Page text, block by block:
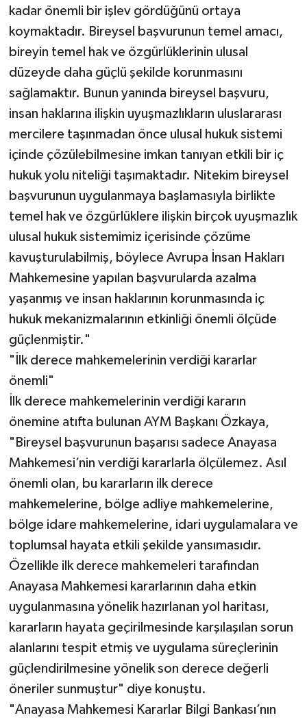
kadar önemli bir işlev gördüğünü ortaya
koymaktadır. Bireysel başvurunun temel amacı,
bireyin temel hak ve özgürlüklerinin ulusal
düzeyde daha güçlü şekilde korunmasını
sağlamaktır. Bunun yanında bireysel başvuru,
insan haklarına ilişkin uyuşmazlıkların uluslararası
mercilere taşınmadan önce ulusal hukuk sistemi
içinde çözülebilmesine imkan tanıyan etkili bir iç
hukuk yolu niteliği taşımaktadır. Nitekim bireysel
başvurunun uygulanmaya başlamasıyla birlikte
temel hak ve özgürlüklere ilişkin birçok uyuşmazlık
ulusal hukuk sistemimiz içerisinde çözüme
kavuşturulabilmiş, böylece Avrupa İnsan Hakları
Mahkemesine yapılan başvurularda azalma
yaşanmış ve insan haklarının korunmasında iç
hukuk mekanizmalarının etkinliği önemli ölçüde
güçlenmiştir."
"İlk derece mahkemelerinin verdiği kararlar
önemli"
İlk derece mahkemelerinin verdiği kararın
önemine atıfta bulunan AYM Başkanı Özkaya,
"Bireysel başvurunun başarısı sadece Anayasa
Mahkemesi’nin verdiği kararlarla ölçülemez. Asıl
önemli olan, bu kararların ilk derece
mahkemelerine, bölge adliye mahkemelerine,
bölge idare mahkemelerine, idari uygulamalara ve
toplumsal hayata etkili şekilde yansımasıdır.
Özellikle ilk derece mahkemeleri tarafından
Anayasa Mahkemesi kararlarının daha etkin
uygulanmasına yönelik hazırlanan yol haritası,
kararların hayata geçirilmesinde karşılaşılan sorun
alanlarını tespit etmiş ve uygulama süreçlerinin
güçlendirilmesine yönelik son derece değerli
öneriler sunmuştur" diye konuştu.
"Anayasa Mahkemesi Kararlar Bilgi Bankası’nın